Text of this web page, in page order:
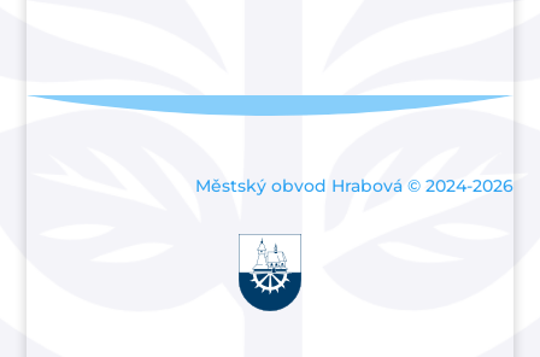
Městský obvod Hrabová © 2024-2026